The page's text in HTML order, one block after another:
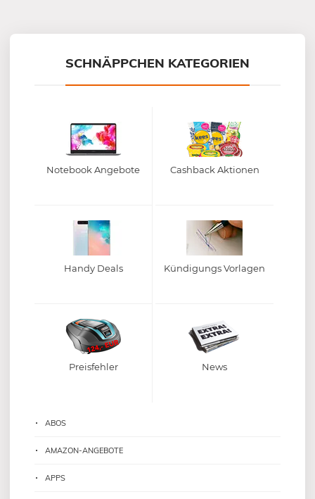
SCHNÄPPCHEN KATEGORIEN
Notebook Angebote Cashback Aktionen
Handy Deals Kündigungs Vorlagen
Preisfehler News
ABOS
AMAZON-ANGEBOTE
APPS